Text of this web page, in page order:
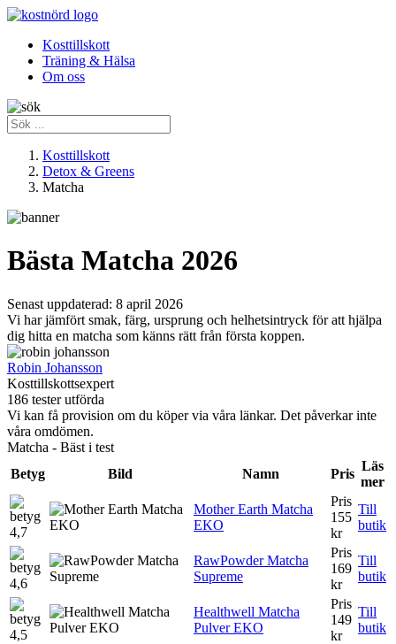
Kosttillskott
Träning & Hälsa
Om oss
Kosttillskott
Detox & Greens
Matcha
Bästa Matcha 2026
Senast uppdaterad: 8 april 2026
Vi har jämfört smak, färg, ursprung och helhetsintryck för att hjälpa
dig hitta en matcha som känns rätt från första koppen.
Robin Johansson
Kosttillskottsexpert
186 tester utförda
Vi kan få provision om du köper via våra länkar. Det påverkar inte
våra omdömen.
Matcha - Bäst i test
Betyg
Bild Namn Pris
Läs
mer
4,7
Mother Earth Matcha
EKO
Pris
155
kr
Till
butik
4,6
RawPowder Matcha
Supreme
Pris
169
kr
Till
butik
4,5
Healthwell Matcha
Pulver EKO
Pris
149
kr
Till
butik